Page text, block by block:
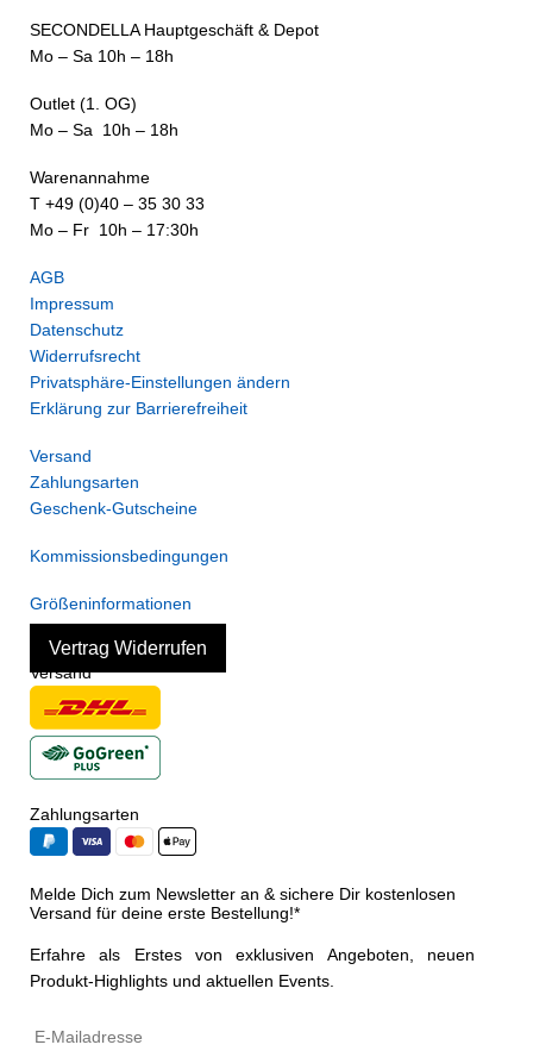
SECONDELLA Hauptgeschäft & Depot
Mo – Sa 10h – 18h
Outlet (1. OG)
Mo – Sa 10h – 18h
Warenannahme
T +49 (0)40 – 35 30 33
Mo – Fr 10h – 17:30h
AGB
Impressum
Datenschutz
Widerrufsrecht
Privatsphäre-Einstellungen ändern
Erklärung zur Barrierefreiheit
Versand
Zahlungsarten
Geschenk-Gutscheine
Kommissionsbedingungen
Größeninformationen
Vertrag Widerrufen
Versand
Zahlungsarten
Melde Dich zum Newsletter an & sichere Dir kostenlosen
Versand für deine erste Bestellung!*
Erfahre als Erstes von exklusiven Angeboten, neuen
Produkt-Highlights und aktuellen Events.